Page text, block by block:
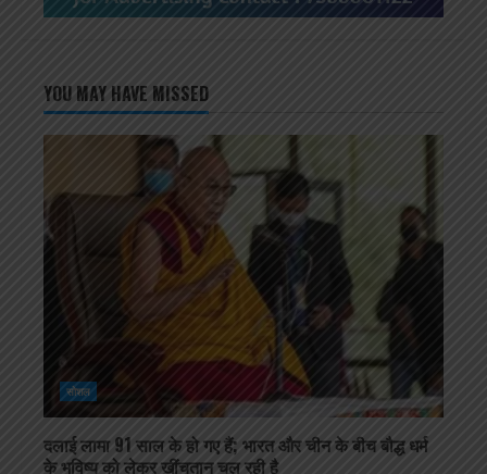
YOU MAY HAVE MISSED
सोशल
दलाई लामा 91 साल के हो गए हैं; भारत और चीन के बीच बौद्ध धर्म
के भविष्य को लेकर खींचतान चल रही है